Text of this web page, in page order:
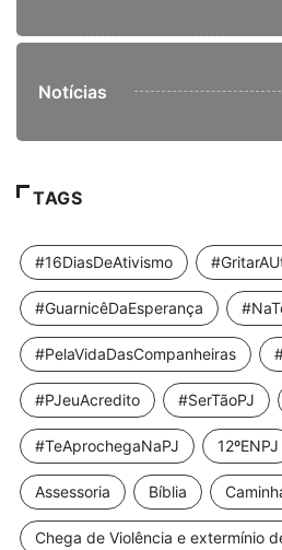
Notícias
TAGS
#16DiasDeAtivismo
#GuarnicêDaEsperança
#PelaVidaDasCompanheiras
#PJeuAcredito #SerTãoPJ
#TeAprochegaNaPJ 12ºENPJ
Assessoria Bíblia
Chega de Violência e extermínio